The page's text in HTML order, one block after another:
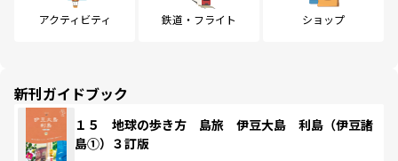
アクティビティ 鉄道・フライト ショップ
新刊ガイドブック
１５ 地球の歩き方 島旅 伊豆大島 利島（伊豆諸
島①）３訂版